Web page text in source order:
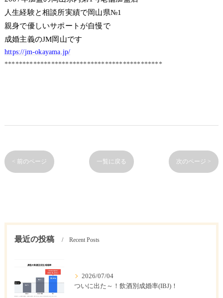
人生経験と相談所実績で岡山県№1
親身で優しいサポートが自慢で
成婚主義のJM岡山です
https://jm-okayama.jp/
********************************************
< 前のページ 一覧に戻る 次のページ >
最近の投稿 Recent Posts
2026/07/04
ついに出た～！飲酒別成婚率(IBJ)！